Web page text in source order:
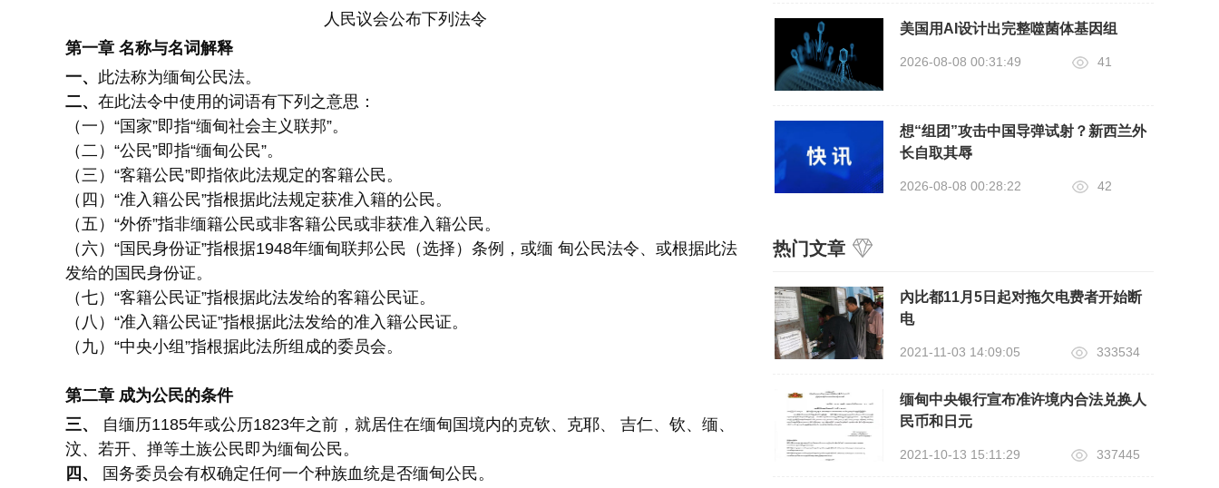
人民议会公布下列法令
第一章 名称与名词解释
一、 此法称为缅甸公民法。
二、 在此法令中使用的词语有下列之意思：
（一）“国家”即指“缅甸社会主义联邦”。
（二）“公民”即指“缅甸公民”。
（三）“客籍公民”即指依此法规定的客籍公民。
（四）“准入籍公民”指根据此法规定获准入籍的公民。
（五）“外侨”指非缅籍公民或非客籍公民或非获准入籍公民。
（六）“国民身份证”指根据1948年缅甸联邦公民（选择）条例，或缅 甸公民法令、或根据此法
发给的国民身份证。
（七）“客籍公民证”指根据此法发给的客籍公民证。
（八）“准入籍公民证”指根据此法发给的准入籍公民证。
（九）“中央小组”指根据此法所组成的委员会。
第二章 成为公民的条件
三、
自缅历1185年或公历1823年之前，就居住在缅甸国境内的克钦、克耶、 吉仁、钦、缅、
汶、若开、掸等土族公民即为缅甸公民。
四、
国务委员会有权确定任何一个种族血统是否缅甸公民。
美国用AI设计出完整噬菌体基因组
2026-08-08 00:31:49 41
想“组团”攻击中国导弹试射？新西兰外
长自取其辱
2026-08-08 00:28:22 42
热门文章
內比都11月5日起对拖欠电费者开始断
电
2021-11-03 14:09:05 333534
缅甸中央银行宣布准许境内合法兑换人
民币和日元
2021-10-13 15:11:29 337445